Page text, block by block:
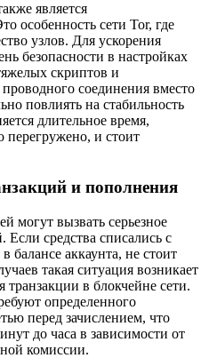
является
особенность сети Tor, где
узлов. Для ускорения
безопасности в настройках
скриптов и
соединения вместо
повлиять на стабильность
длительное время,
перегружено, и стоит
и пополнения
могут вызвать серьезное
Если средства списались с
балансе аккаунта, не стоит
такая ситуация возникает
транзакции в блокчейне сети.
определенного
перед зачислением, что
до часа в зависимости от
комиссии.